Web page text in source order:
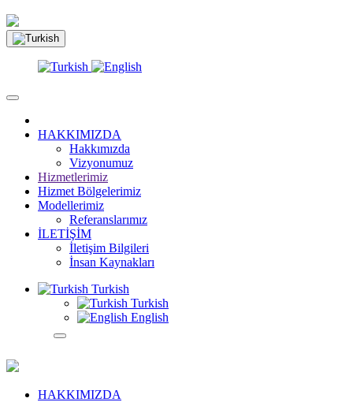
HAKKIMIZDA
Hakkımızda
Vizyonumuz
Hizmetlerimiz
Hizmet Bölgelerimiz
Modellerimiz
Referanslarımız
İLETİŞİM
İletişim Bilgileri
İnsan Kaynakları
Turkish
Turkish
English
HAKKIMIZDA